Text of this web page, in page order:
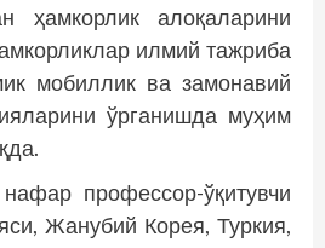
ҳамкорлик алоқаларини
илмий тажриба
мобиллик ва замонавий
ўрганишда муҳим
профессор-ўқитувчи
Жанубий Корея, Туркия,